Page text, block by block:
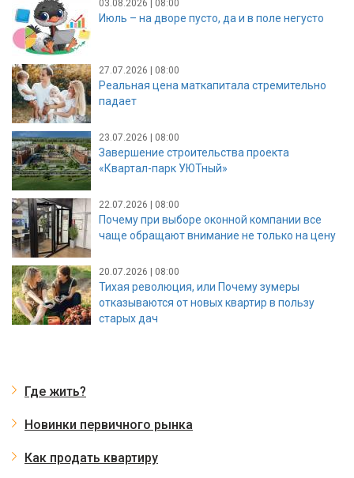
03.08.2026 | 08:00
Июль – на дворе пусто, да и в поле негусто
27.07.2026 | 08:00
Реальная цена маткапитала стремительно
падает
23.07.2026 | 08:00
Завершение строительства проекта
«Квартал-парк УЮТный»
22.07.2026 | 08:00
Почему при выборе оконной компании все
чаще обращают внимание не только на цену
20.07.2026 | 08:00
Тихая революция, или Почему зумеры
отказываются от новых квартир в пользу
старых дач
Где жить?
Новинки первичного рынка
Как продать квартиру